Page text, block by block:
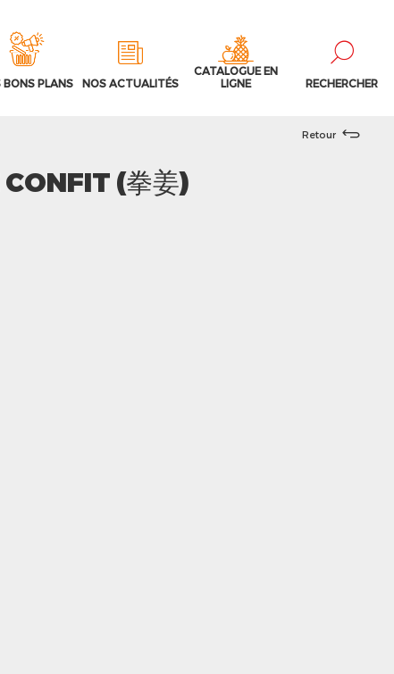
BONS PLANS NOS ACTUALITÉS
CATALOGUE EN
LIGNE
RECHERCHER
Retour
(拳姜)